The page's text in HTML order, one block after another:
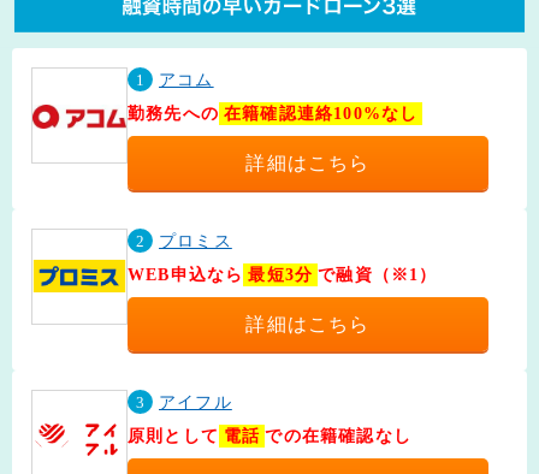
1
アコム
勤務先への 在籍確認連絡100%なし
詳細はこちら
2
プロミス
WEB申込なら 最短3分 で融資（※1）
詳細はこちら
3
アイフル
原則として 電話 での在籍確認なし